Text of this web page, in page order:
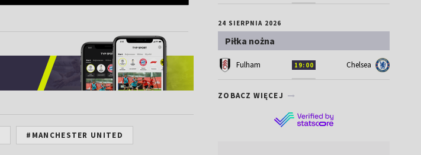
#MANCHESTER UNITED
24 SIERPNIA 2026
Piłka nożna
Fulham 19:00 Chelsea
ZOBACZ WIĘCEJ